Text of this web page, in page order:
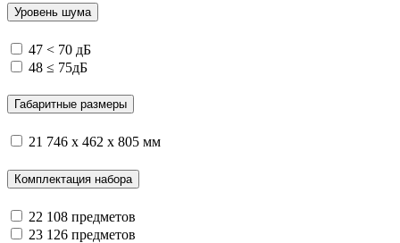
Уровень шума
47 < 70 дБ
48 ≤ 75дБ
Габаритные размеры
21 746 х 462 х 805 мм
Комплектация набора
22 108 предметов
23 126 предметов